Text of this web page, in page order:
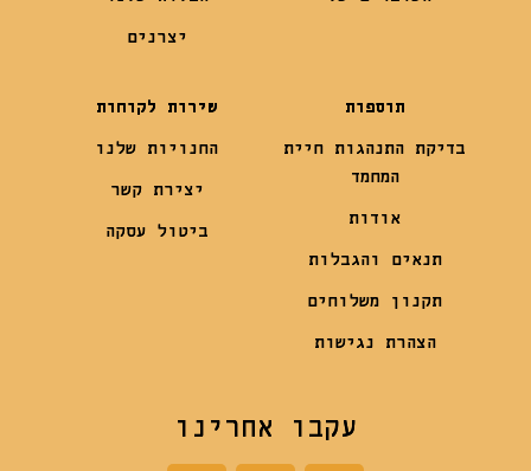
יצרנים
תוספות
בדיקת התנהגות חיית
המחמד
אודות
תנאים והגבלות
תקנון משלוחים
הצהרת נגישות
שירות לקוחות
החנויות שלנו
יצירת קשר
ביטול עסקה
עקבו אחרינו